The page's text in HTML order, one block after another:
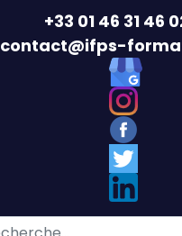
+33 01 46 31 46
contact@ifps-